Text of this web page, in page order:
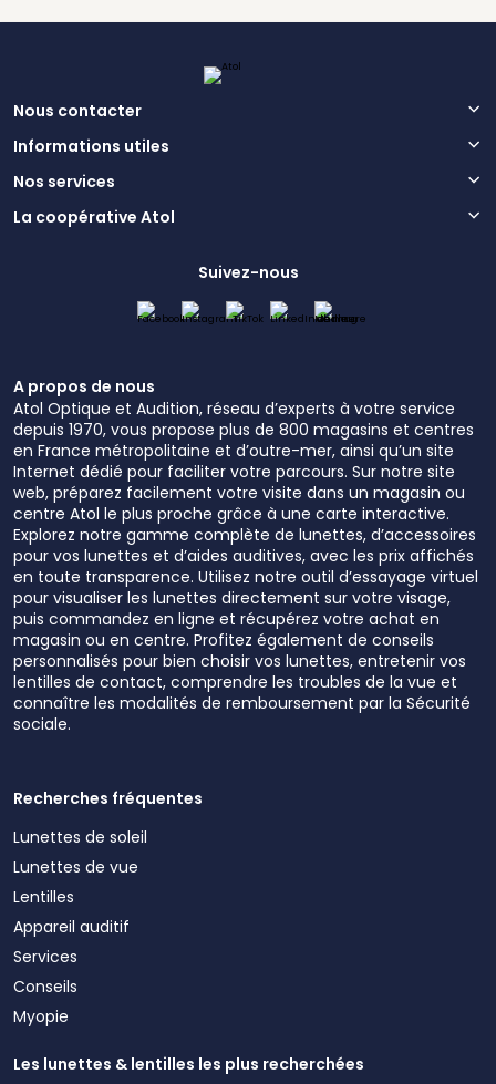
Nous contacter
Informations utiles
Nos services
La coopérative Atol
Suivez-nous
A propos de nous
Atol Optique et Audition, réseau d’experts à votre service
depuis 1970, vous propose plus de 800 magasins et centres
en France métropolitaine et d’outre-mer, ainsi qu’un site
Internet dédié pour faciliter votre parcours. Sur notre site
web, préparez facilement votre visite dans un magasin ou
centre Atol le plus proche grâce à une carte interactive.
Explorez notre gamme complète de lunettes, d’accessoires
pour vos lunettes et d’aides auditives, avec les prix affichés
en toute transparence. Utilisez notre outil d’essayage virtuel
pour visualiser les lunettes directement sur votre visage,
puis commandez en ligne et récupérez votre achat en
magasin ou en centre. Profitez également de conseils
personnalisés pour bien choisir vos lunettes, entretenir vos
lentilles de contact, comprendre les troubles de la vue et
connaître les modalités de remboursement par la Sécurité
sociale.
Recherches fréquentes
Lunettes de soleil
Lunettes de vue
Lentilles
Appareil auditif
Services
Conseils
Myopie
Les lunettes & lentilles les plus recherchées